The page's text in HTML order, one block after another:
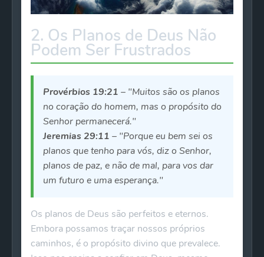
2. Os Planos de Deus Não
Podem Ser Frustrados
Provérbios 19:21 – "Muitos são os planos
no coração do homem, mas o propósito do
Senhor permanecerá."
Jeremias 29:11 – "Porque eu bem sei os
planos que tenho para vós, diz o Senhor,
planos de paz, e não de mal, para vos dar
um futuro e uma esperança."
Os planos de Deus são perfeitos e eternos.
Embora possamos traçar nossos próprios
caminhos, é o propósito divino que prevalece.